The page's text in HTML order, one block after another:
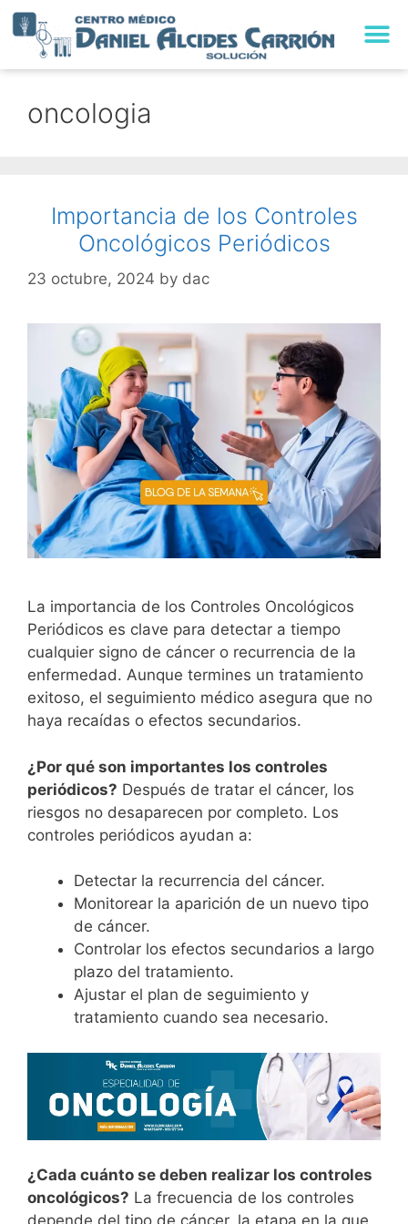
oncologia
Importancia de los Controles
Oncológicos Periódicos
23 octubre, 2024 by dac
La importancia de los Controles Oncológicos
Periódicos es clave para detectar a tiempo
cualquier signo de cáncer o recurrencia de la
enfermedad. Aunque termines un tratamiento
exitoso, el seguimiento médico asegura que no
haya recaídas o efectos secundarios.
¿Por qué son importantes los controles
periódicos? Después de tratar el cáncer, los
riesgos no desaparecen por completo. Los
controles periódicos ayudan a:
Detectar la recurrencia del cáncer.
Monitorear la aparición de un nuevo tipo
de cáncer.
Controlar los efectos secundarios a largo
plazo del tratamiento.
Ajustar el plan de seguimiento y
tratamiento cuando sea necesario.
¿Cada cuánto se deben realizar los controles
oncológicos? La frecuencia de los controles
depende del tipo de cáncer, la etapa en la que